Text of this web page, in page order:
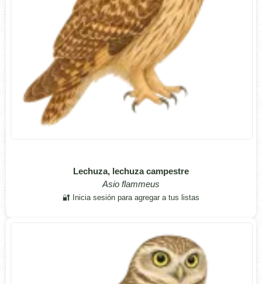
Lechuza, lechuza campestre
Asio flammeus
🔐 Inicia sesión para agregar a tus listas